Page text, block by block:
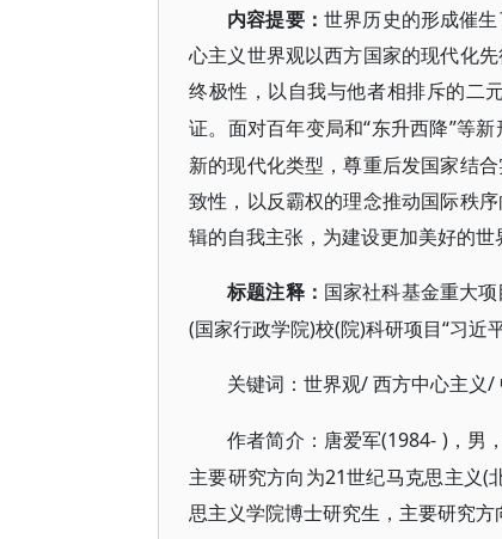
内容提要： 世界历史的形成催
心主义世界观以西方国家的现代化
终极性，以自我与他者相排斥的二
证。面对百年变局和“东升西降”等
新的现代化类型，尊重后发国家结
致性，以反霸权的理念推动国际秩
辑的自我主张，为建设更加美好的世
标题注释： 国家社科基金重大项
(国家行政学院)校(院)科研项目“习近
关键词：世界观/ 西方中心主义/
作者简介：唐爱军(1984- )，男
主要研究方向为21世纪马克思主义(
思主义学院博士研究生，主要研究方